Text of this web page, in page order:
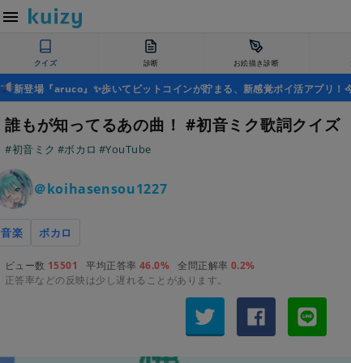
クイズ 診断 お絵描き診断
新登場『aruco』✨歩いてビットコインが貯まる、新感覚ポイ活アプリ！
誰もが知ってるあの曲！ #初音ミク歌詞クイズ
#初音ミク #ボカロ #YouTube
＠koihasensou1227
音楽 ボカロ
ビュー数 15501 平均正答率 46.0% 全問正解率 0.2%
正答率などの反映は少し遅れることがあります。